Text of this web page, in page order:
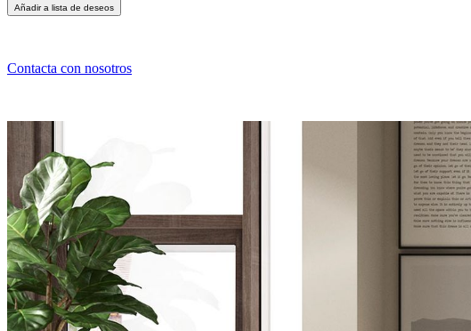
Añadir a lista de deseos
Contacta con nosotros